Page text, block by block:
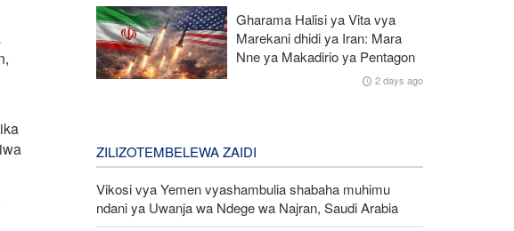
Gharama Halisi ya Vita vya
Marekani dhidi ya Iran: Mara
Nne ya Makadirio ya Pentagon
2 days ago
ZILIZOTEMBELEWA ZAIDI
Vikosi vya Yemen vyashambulia shabaha muhimu
ndani ya Uwanja wa Ndege wa Najran, Saudi Arabia